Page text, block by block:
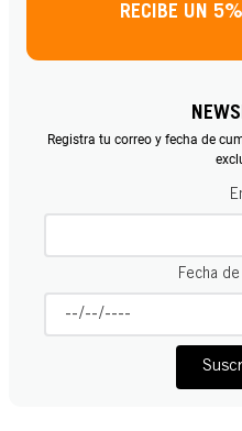
RECIBE UN
Registra tu correo y fecha de
Fecha